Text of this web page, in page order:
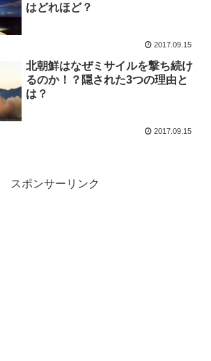
はどれほど？
2017.09.15
北朝鮮はなぜミサイルを撃ち続け
るのか！？隠された3つの理由と
は？
2017.09.15
スポンサーリンク